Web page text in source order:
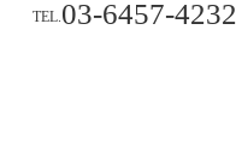
TEL.03-6457-4232